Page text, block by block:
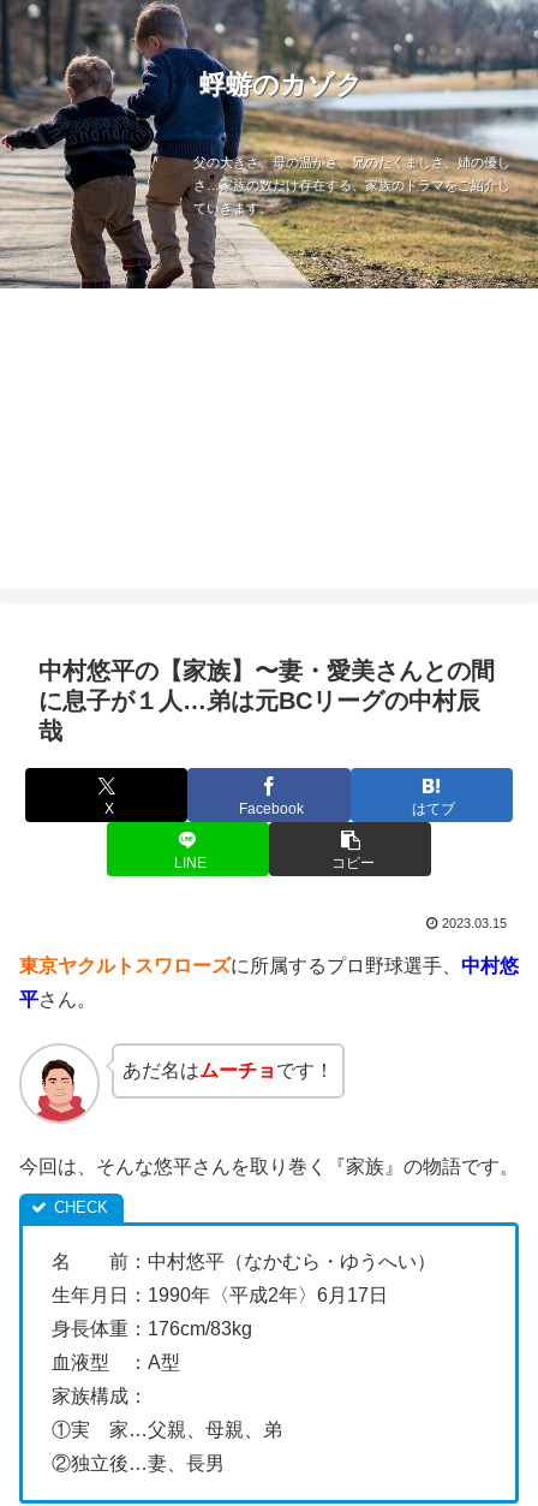
蜉蝣のカゾク
父の大きさ、母の温かさ、兄のたくましさ、姉の優し
さ…家族の数だけ存在する、家族のドラマをご紹介し
ていきます。
中村悠平の【家族】〜妻・愛美さんとの間
に息子が１人…弟は元BCリーグの中村辰
哉
X Facebook はてブ
LINE コピー
2023.03.15
東京ヤクルトスワローズに所属するプロ野球選手、 中村悠
平さん。
あだ名はムーチョ です！
今回は、そんな悠平さんを取り巻く『家族』の物語です。
名 前：中村悠平（なかむら・ゆうへい）
生年月日：1990年〈平成2年〉6月17日
身長体重：176cm/83kg
血液型 ：A型
家族構成：
①実 家…父親、母親、弟
②独立後…妻、長男